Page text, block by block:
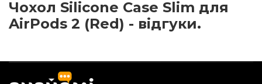
Чохол Silicone Case Slim для
AirPods 2 (Red) - відгуки.